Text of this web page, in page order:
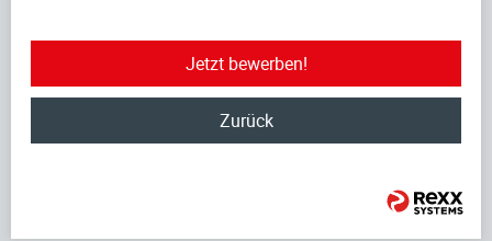
Jetzt bewerben!
Zurück